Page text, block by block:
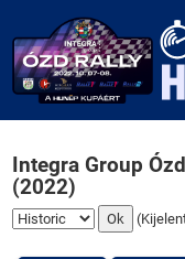
Integra Group
(2022)
(